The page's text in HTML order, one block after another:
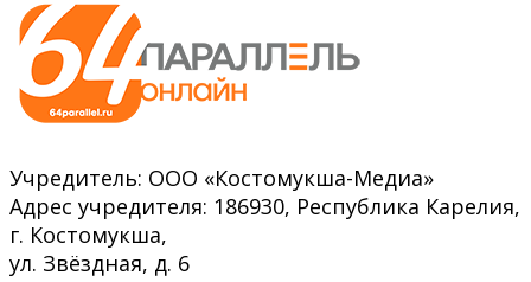
Учредитель: ООО «Костомукша-Медиа»
Адрес учредителя: 186930, Республика Карелия,
г. Костомукша,
ул. Звёздная, д. 6